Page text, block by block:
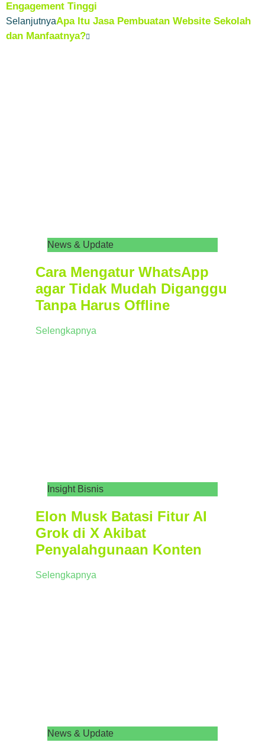
Engagement Tinggi
SelanjutnyaApa Itu Jasa Pembuatan Website Sekolah
dan Manfaatnya?
News & Update
Cara Mengatur WhatsApp
agar Tidak Mudah Diganggu
Tanpa Harus Offline
Selengkapnya
Insight Bisnis
Elon Musk Batasi Fitur AI
Grok di X Akibat
Penyalahgunaan Konten
Selengkapnya
News & Update